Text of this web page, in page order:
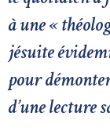
à une «
jésuite
pour
d’une lecture